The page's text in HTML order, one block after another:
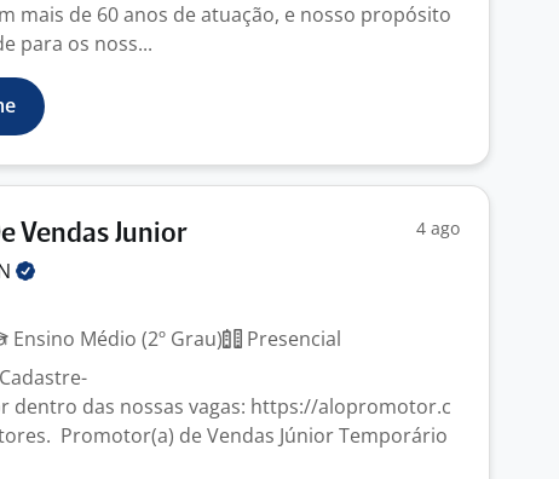
mais de 60 anos de atuação, e nosso propósito
para os noss...
Vendas Junior 4 ago
Ensino Médio (2º Grau)
Presencial
dentro das nossas vagas: https://alopromotor.c
Promotor(a) de Vendas Júnior Temporário